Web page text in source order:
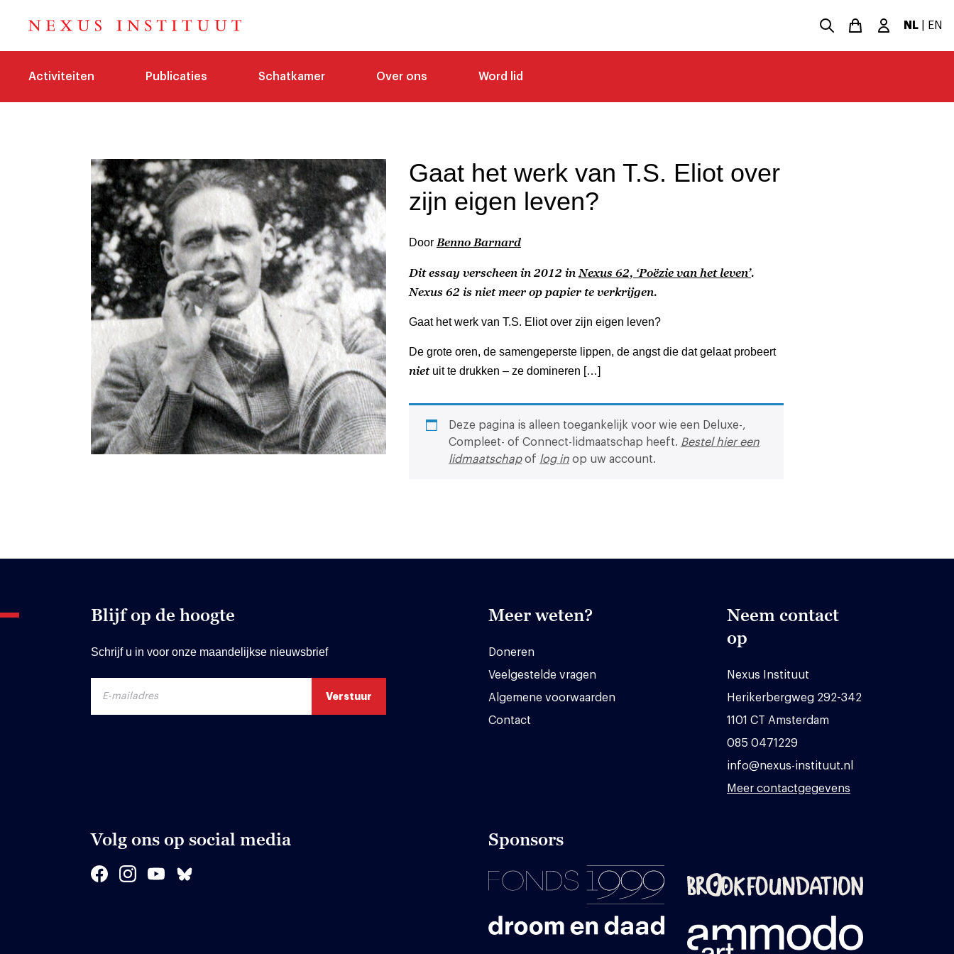
NL EN
Activiteiten Publicaties Schatkamer Over ons Word lid
Gaat het werk van T.S. Eliot over
zijn eigen leven?
Door Benno Barnard
Dit essay verscheen in 2012 in Nexus 62, ‘Poëzie van het leven’.
Nexus 62 is niet meer op papier te verkrijgen.
Gaat het werk van T.S. Eliot over zijn eigen leven?
De grote oren, de samengeperste lippen, de angst die dat gelaat probeert
nietuit te drukken – ze domineren […]
Deze pagina is alleen toegankelijk voor wie een Deluxe-,
Compleet- of Connect-lidmaatschap heeft. Bestel hier een
lidmaatschapof log in op uw account.
Blijf op de hoogte
Schrijf u in voor onze maandelijkse nieuwsbrief
Meer weten?
Doneren
Veelgestelde vragen
Algemene voorwaarden
Contact
Neem contact
op
Nexus Instituut
Herikerbergweg 292-342
1101 CT Amsterdam
085 0471229
info@nexus-instituut.nl
Meer contactgegevens
Volg ons op social media Sponsors